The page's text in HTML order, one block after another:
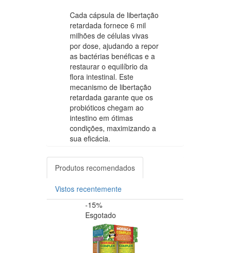
Cada cápsula de libertação
retardada fornece 6 mil
milhões de células vivas
por dose, ajudando a repor
as bactérias benéficas e a
restaurar o equilíbrio da
flora intestinal. Este
mecanismo de libertação
retardada garante que os
probióticos chegam ao
intestino em ótimas
condições, maximizando a
sua eficácia.
Produtos recomendados
Vistos recentemente
-15%
Esgotado